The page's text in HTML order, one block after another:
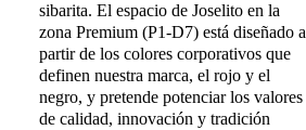
sibarita. El espacio de Joselito en la
zona Premium (P1-D7) está diseñado a
partir de los colores corporativos que
definen nuestra marca, el rojo y el
negro, y pretende potenciar los valores
de calidad, innovación y tradición